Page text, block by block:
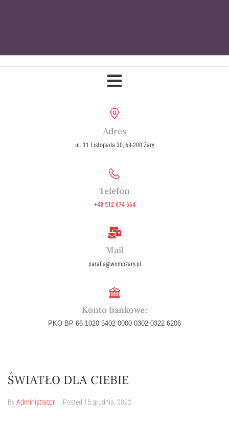
Adres
ul. 11 Listopada 30, 68-200 Żary
Telefon
+48 512 674 664
Mail
parafia@wnmpzary.pl
Konto bankowe:
PKO BP 66 1020 5402 0000 0302 0322 6206
ŚWIATŁO DLA CIEBIE
ByAdministrator Posted 18 grudnia, 2022